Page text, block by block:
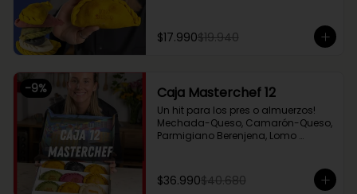
Cami y del público 🔥
Lomo Saltado, Mechada Queso,
Canela. Perfecto para compartir
entre 2 o 3!
$17.990$19.940
-9% Caja Masterchef 12
Un hit para los pres o almuerzos!
Mechada-Queso, Camarón-Queso,
Parmigiano Berenjena, Lomo
Sama, Fugazzeta (Queso con
cebolla), Pastel de Choclo (con
$36.990$40.680